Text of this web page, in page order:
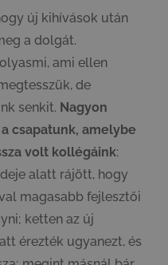
új kihívások után
a dolgát.
ami ellen
de
senkit. Nagyon
csapatunk, amelybe
volt kollégáink:
alatt rájött, hogy
magasabb fejlesztői
ketten az új
érezték ugyanezt, és